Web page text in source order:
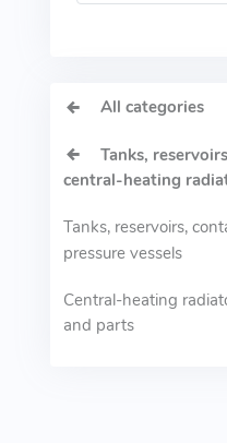
All categories
Tanks,
central-heating
Tanks, reservoirs,
pressure vessels
Central-heating
and parts